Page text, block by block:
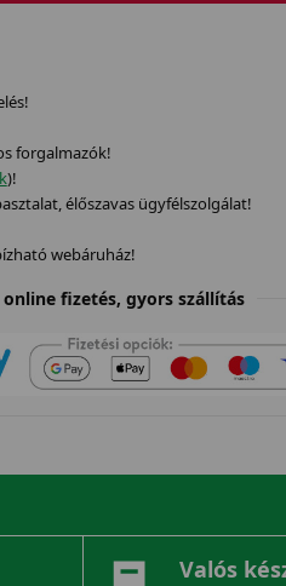
forgalmazók!
)!
élőszavas ügyfélszolgálat!
webáruház!
fizetés, gyors szállítás
Valós